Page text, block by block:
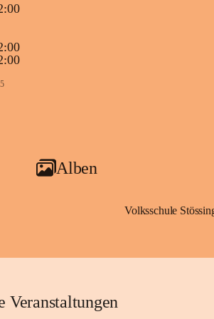
Alben
Volksschule
Veranstaltungen